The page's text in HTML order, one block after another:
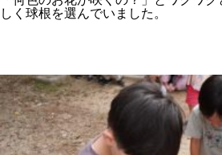
しく球根を選んでいました。